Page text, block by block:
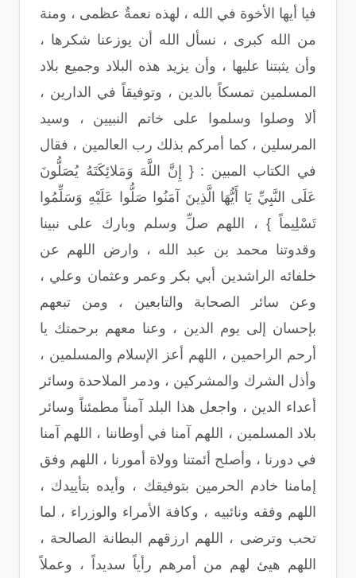
فيا أيها الأخوة في الله ، لهذه نعمةٌ عظمى ، ومنة
من الله كبرى ، نسأل الله أن يوزعنا شكرها ،
وأن يثبتنا عليها ، وأن يزيد هذه البلاد وجميع بلاد
المسلمين تمسكاً بالدين ، وتوفيقاً في الدارين ،
ألا وصلوا وسلموا على خاتم النبيين ، وسيد
المرسلين ، كما أمركم بذلك رب العالمين ، فقال
في الكتاب المبين : { إِنَّ اللَّهَ وَمَلائِكَتَهُ يُصَلُّونَ
عَلَى النَّبِيِّ يَا أَيُّهَا الَّذِينَ آمَنُوا صَلُّوا عَلَيْهِ وَسَلِّمُوا
تَسْلِيماً } ، اللهم صلِّ وسلم وبارك على نبينا
وقدوتنا محمد بن عبد الله ، وارض اللهم عن
خلفائه الراشدين أبي بكر وعمر وعثمان وعلي ،
وعن سائر الصحابة والتابعين ، ومن تبعهم
بإحسان إلى يوم الدين ، وعنا معهم برحمتك يا
أرحم الراحمين ، اللهم أعز الإسلام والمسلمين ،
وأذل الشرك والمشركين ، ودمر الملاحدة وسائر
أعداء الدين ، واجعل هذا البلد آمناً مطمئناً وسائر
بلاد المسلمين ، اللهم آمنا في أوطاننا ، اللهم آمنا
في دورنا ، وأصلح أئمتنا وولاة أمورنا ، اللهم وفق
إمامنا خادم الحرمين بتوفيقك ، وأيده بتأييدك ،
اللهم وفقه ونائبيه ، وكافة الأمراء والوزراء ، لما
تحب وترضى ، اللهم ارزقهم البطانة الصالحة ،
اللهم هيئ لهم من أمرهم رأياً سديداً ، وعملاً